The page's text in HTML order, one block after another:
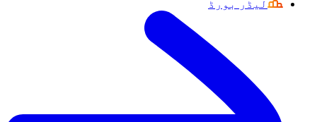
لیڈر بورڈ